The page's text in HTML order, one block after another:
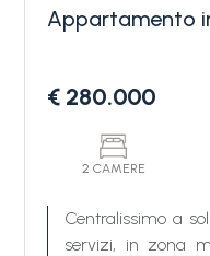
godendo di una
Appartamento
€ 280.000
2 CAMERE
Centralissimo a
servizi, in zona